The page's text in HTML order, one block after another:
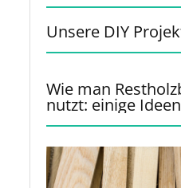
Unsere DIY
Wie man
nutzt: einige
und Upcycling